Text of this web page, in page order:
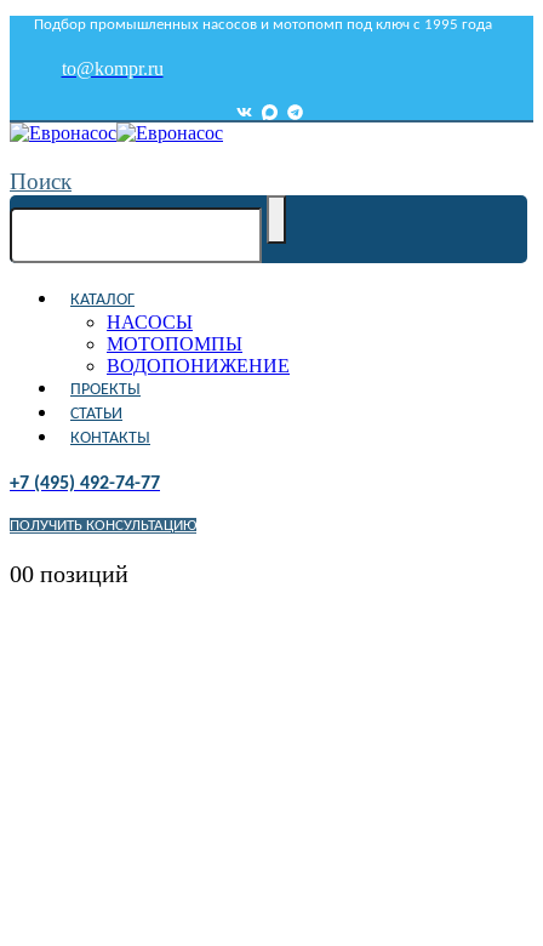
Подбор промышленных насосов и мотопомп под ключ с 1995 года
to@kompr.ru
Поиск
КАТАЛОГ
НАСОСЫ
МОТОПОМПЫ
ВОДОПОНИЖЕНИЕ
ПРОЕКТЫ
СТАТЬИ
КОНТАКТЫ
+7 (495) 492-74-77
ПОЛУЧИТЬ КОНСУЛЬТАЦИЮ
00 позиций